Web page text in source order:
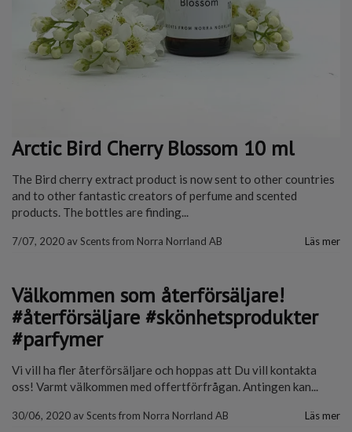
Arctic Bird Cherry Blossom 10 ml
The Bird cherry extract product is now sent to other countries
and to other fantastic creators of perfume and scented
products. The bottles are finding...
7/07, 2020 avScents from Norra Norrland AB Läs mer
Välkommen som återförsäljare!
#återförsäljare #skönhetsprodukter
#parfymer
Vi vill ha fler återförsäljare och hoppas att Du vill kontakta
oss! Varmt välkommen med offertförfrågan. Antingen kan...
30/06, 2020 avScents from Norra Norrland AB Läs mer